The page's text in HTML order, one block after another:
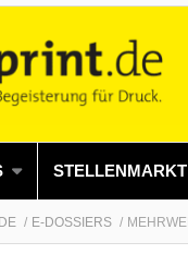
STELLENMARKT
E-DOSSIERS